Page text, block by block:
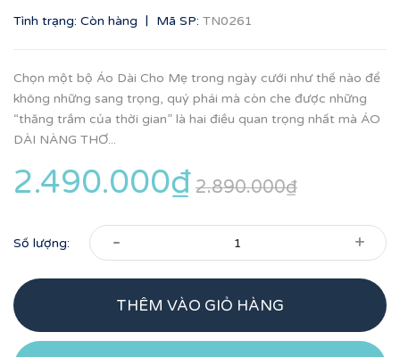
Tình trạng: Còn hàng | Mã SP: TN0261
Chọn một bộ Áo Dài Cho Mẹ trong ngày cưới như thế nào để
không những sang trọng, quý phái mà còn che được những
“thăng trầm của thời gian” là hai điều quan trọng nhất mà ÁO
DÀI NÀNG THƠ...
2.490.000₫ 2.890.000₫
Số lượng: - +
THÊM VÀO GIỎ HÀNG